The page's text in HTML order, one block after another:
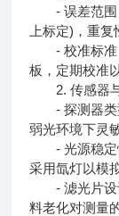
- 误差范围
上标定)，重复
- 校准标准
板，定期校准
2. 传感器
- 探测器类
弱光环境下灵
- 光源稳定
采用氙灯以模
- 滤光片设
料老化对测量